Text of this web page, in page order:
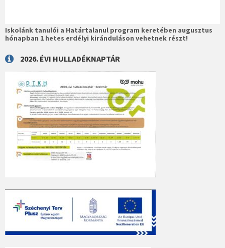
Iskolánk tanulói a Határtalanul program keretében augusztus
hónapban 1 hetes erdélyi kiránduláson vehetnek részt!
2026. ÉVI HULLADÉKNAPTÁR